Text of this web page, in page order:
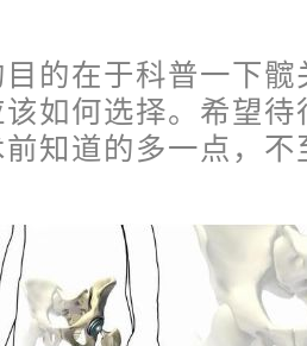
的在于科普一下
如何选择。希望
知道的多一点，